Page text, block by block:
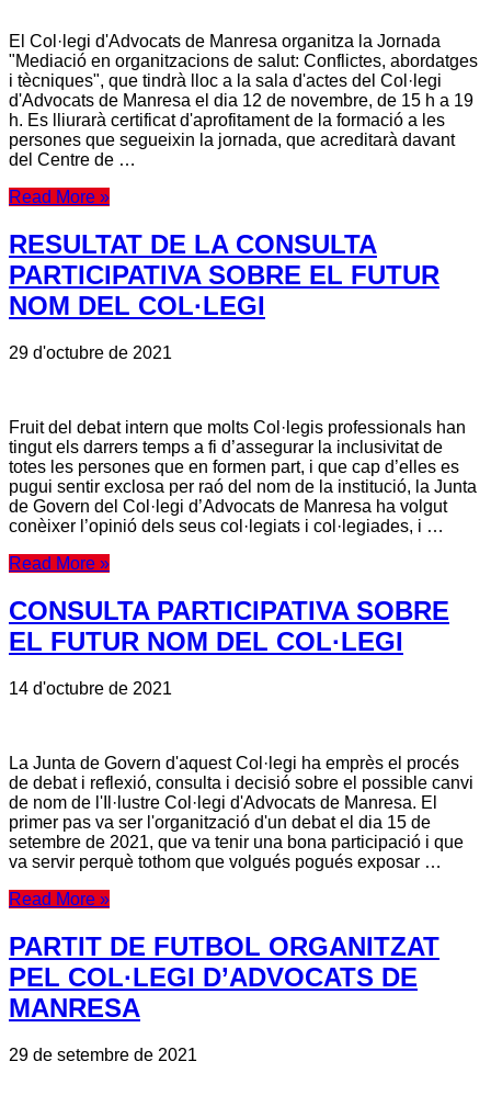
El Col·legi d'Advocats de Manresa organitza la Jornada
"Mediació en organitzacions de salut: Conflictes, abordatges
i tècniques", que tindrà lloc a la sala d'actes del Col·legi
d'Advocats de Manresa el dia 12 de novembre, de 15 h a 19
h. Es lliurarà certificat d'aprofitament de la formació a les
persones que segueixin la jornada, que acreditarà davant
del Centre de …
Read More »
RESULTAT DE LA CONSULTA
PARTICIPATIVA SOBRE EL FUTUR
NOM DEL COL·LEGI
29 d'octubre de 2021
Fruit del debat intern que molts Col·legis professionals han
tingut els darrers temps a fi d’assegurar la inclusivitat de
totes les persones que en formen part, i que cap d’elles es
pugui sentir exclosa per raó del nom de la institució, la Junta
de Govern del Col·legi d’Advocats de Manresa ha volgut
conèixer l’opinió dels seus col·legiats i col·legiades, i …
Read More »
CONSULTA PARTICIPATIVA SOBRE
EL FUTUR NOM DEL COL·LEGI
14 d'octubre de 2021
La Junta de Govern d'aquest Col·legi ha emprès el procés
de debat i reflexió, consulta i decisió sobre el possible canvi
de nom de l'Il·lustre Col·legi d'Advocats de Manresa. El
primer pas va ser l'organització d'un debat el dia 15 de
setembre de 2021, que va tenir una bona participació i que
va servir perquè tothom que volgués pogués exposar …
Read More »
PARTIT DE FUTBOL ORGANITZAT
PEL COL·LEGI D’ADVOCATS DE
MANRESA
29 de setembre de 2021